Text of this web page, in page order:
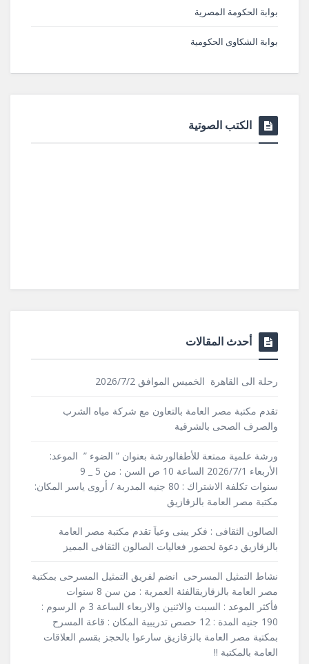
بوابة الحكومة المصرية
بوابة الشكاوى الحكومية
الكتب الصوتية
أحدث المقالات
رحلة الى القاهرة الخميس الموافق 2026/7/2
تقدم مكتبة مصر العامة بالتعاون مع شركة مياه الشرب
والصرف الصحى بالشرقية
ورشة علمية ممتعة للأطفالورشة بعنوان ” الضوء ” الموعد:
الأربعاء 2026/7/1 الساعة 10 ص السن : من 5 _ 9
سنوات تكلفة الاشتراك : 80 جنيه المدربة / أروى ياسر المكان:
مكتبة مصر العامة بالزقازيق
الصالون الثقافى : فكر يبنى وعياَ تقدم مكتبة مصر العامة
بالزقازيق دعوة لحضور فعاليات الصالون الثقافى المميز
نشاط التمثيل المسرحى انضم لفريق التمثيل المسرحى بمكتبة
مصر العامة بالزقازيقالفئة العمرية : من سن 8 سنوات
فأكثر الموعد : السبت والاثنين والاربعاء الساعة 3 م الرسوم :
190 جنيه المدة : 12 حصص تدريبية المكان : قاعة المسرح
بمكتبة مصر العامة بالزقازيق سارعوا بالحجز بقسم العلاقات
العامة بالمكتبة !!